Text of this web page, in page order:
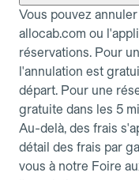
Vous pouvez
allocab.com ou
réservations. Pour
l'annulation est
départ. Pour une
gratuite dans les 5
Au-delà, des frais
détail des frais par
vous à notre Foire